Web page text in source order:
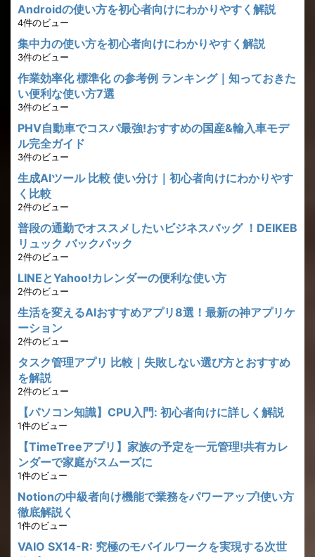
Androidの使い方を初心者向けにわかりやすく解説
4件のビュー
集中力の使い方を初心者向けにわかりやすく解説
3件のビュー
作業効率化 標準化 の参考例 ランキング｜知っておきた
い便利な使い方7選
3件のビュー
PHV自動車でコスパ最強!おすすめの国産&輸入車モデ
ル完全ガイド
3件のビュー
生成AIツール 比較 使い分け｜初心者向けにわかりやす
く比較
2件のビュー
普段の通勤でオススメしたいビジネスバッグ ！DEIKEB
リュック バックパック
2件のビュー
LINEとYahoo!カレンダーの便利な使い方
2件のビュー
生活を変えるAIおすすめアプリ8選！最新の神アプリケ
ーション
2件のビュー
タスク管理アプリ 比較｜失敗しない選び方とおすすめ
を解説
2件のビュー
【パソコン知識】CPU入門: 初心者向けに詳しく解説
1件のビュー
【TimeTreeアプリ】家族の予定を一元管理!共有カレ
ンダーで家庭がスムーズに
1件のビュー
Notionの中級者向け機能で業務をパワーアップ!使い方
徹底解説く
1件のビュー
VAIO SX14-R: 究極のモバイルワークを実現する次世